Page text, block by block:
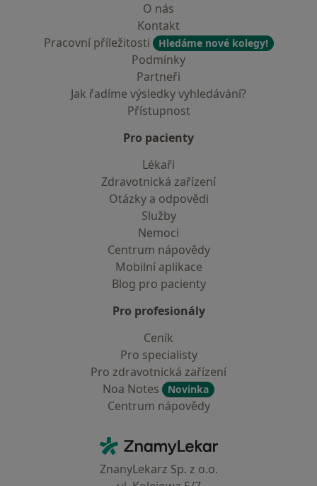
O nás
Kontakt
Pracovní příležitosti
Hledáme nové kolegy!
Podmínky
Partneři
Jak řadíme výsledky vyhledávání?
Přístupnost
Pro pacienty
Lékaři
Zdravotnická zařízení
Otázky a odpovědi
Služby
Nemoci
Centrum nápovědy
Mobilní aplikace
Blog pro pacienty
Pro profesionály
Ceník
Pro specialisty
Pro zdravotnická zařízení
Noa Notes
Novinka
Centrum nápovědy
ZnamyLekar - Hlavní stránka
ZnanyLekarz Sp. z o.o.